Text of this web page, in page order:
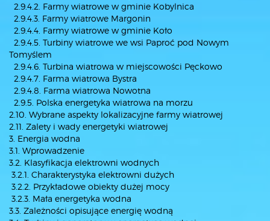
2.9.4.2. Farmy wiatrowe w gminie Kobylnica
2.9.4.3. Farmy wiatrowe Margonin
2.9.4.4. Farmy wiatrowe w gminie Koło
2.9.4.5. Turbiny wiatrowe we wsi Paproć pod Nowym
Tomyślem
2.9.4.6. Turbina wiatrowa w miejscowości Pęckowo
2.9.4.7. Farma wiatrowa Bystra
2.9.4.8. Farma wiatrowa Nowotna
2.9.5. Polska energetyka wiatrowa na morzu
2.10. Wybrane aspekty lokalizacyjne farmy wiatrowej
2.11. Zalety i wady energetyki wiatrowej
3. Energia wodna
3.1. Wprowadzenie
3.2. Klasyfikacja elektrowni wodnych
3.2.1. Charakterystyka elektrowni dużych
3.2.2. Przykładowe obiekty dużej mocy
3.2.3. Mała energetyka wodna
3.3. Zależności opisujące energię wodną